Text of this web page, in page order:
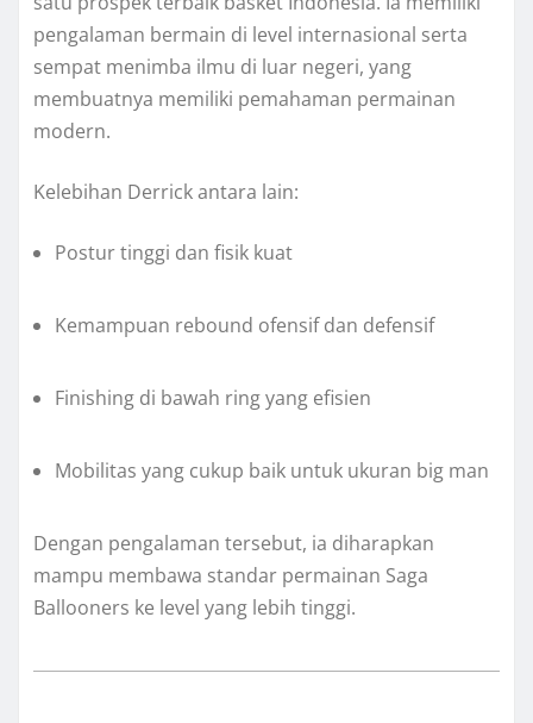
pengalaman bermain di level internasional serta
sempat menimba ilmu di luar negeri, yang
membuatnya memiliki pemahaman permainan
modern.
Kelebihan Derrick antara lain:
Postur tinggi dan fisik kuat
Kemampuan rebound ofensif dan defensif
Finishing di bawah ring yang efisien
Mobilitas yang cukup baik untuk ukuran big man
Dengan pengalaman tersebut, ia diharapkan
mampu membawa standar permainan Saga
Ballooners ke level yang lebih tinggi.